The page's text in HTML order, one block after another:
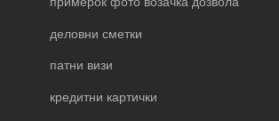
деловни сметки
патни визи
кредитни картички